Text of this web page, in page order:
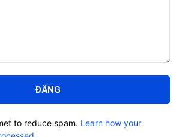
to reduce spam. Learn how your